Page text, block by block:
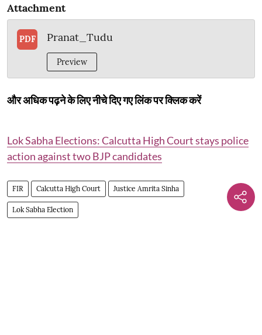
Attachment
PDF Pranat_Tudu
Preview
और अधिक पढ़ने के लिए नीचे दिए गए लिंक पर क्लिक करें
Lok Sabha Elections: Calcutta High Court stays police
action against two BJP candidates
FIR Calcutta High Court Justice Amrita Sinha
Lok Sabha Election